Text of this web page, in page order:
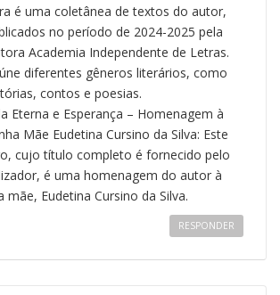
é uma coletânea de textos do autor,
no período de 2024-2025 pela
Academia Independente de Letras.
diferentes gêneros literários, como
contos e poesias.
Eterna e Esperança – Homenagem à
Mãe Eudetina Cursino da Silva: Este
cujo título completo é fornecido pelo
é uma homenagem do autor à
mãe, Eudetina Cursino da Silva.
RESPONDER